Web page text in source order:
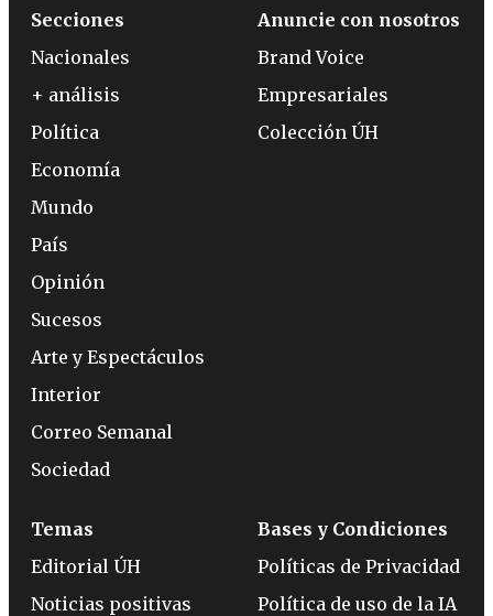
Secciones
Nacionales
+ análisis
Política
Economía
Mundo
País
Opinión
Sucesos
Arte y Espectáculos
Interior
Correo Semanal
Sociedad
Anuncie con nosotros
Brand Voice
Empresariales
Colección ÚH
Temas
Editorial ÚH
Noticias positivas
Bases y Condiciones
Políticas de Privacidad
Política de uso de la IA